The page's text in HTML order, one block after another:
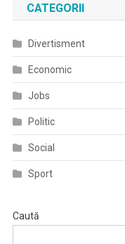
CATEGORII
Divertisment
Economic
Jobs
Politic
Social
Sport
Caută